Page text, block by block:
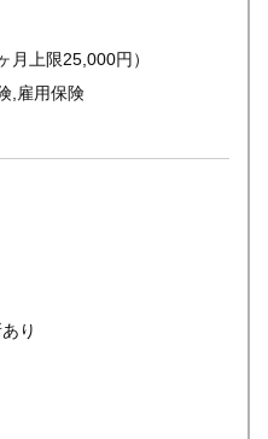
月上限25,000円）
,雇用保険
り